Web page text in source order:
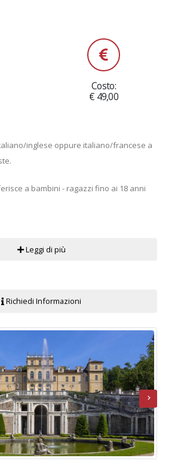
Costo:
€ 49,00
inglese oppure italiano/francese a
a bambini - ragazzi fino ai 18 anni
Leggi di più
Richiedi Informazioni